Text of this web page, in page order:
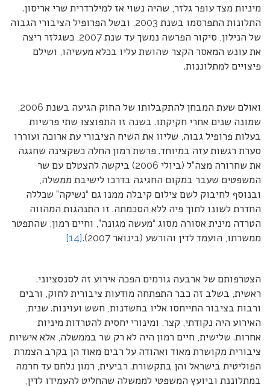
מיניות מצד עופר גלזר, שהיה נשוי אז למילרדרית שרי אריסון.
התלונות התפרסמו בשנת 2003, ובשל הפרופיל הציבורי הגבוה
של הנילון, סיקור הפרשה נמשך עד שנת 2007, כשגלזר ריצה
את עונש המאסר הקצר שהושת עליו בכלא מעשיהו, ושילם
פיצויים למתלוננות.
ואולם שעת המבחן להתקבלותו של החוק הגיעה בשנת 2006,
שמונה שנים אחרי חקיקתו. בשנה זו התפוצצו שתי פרשיות
בעלות פרופיל גבוה, שליוו את השיח הציבורי עת ארוכה ועוררו
סערת רגשות עזה במיוחד. פרשת רמון החלה כשקצינה שחגגה
את שחרורה מצה”ל (ביולי 2006) ביקשה להצטלם עם שר
המשפטים שעבר במקום החגיגה בדרכו לישיבת ממשלה,
ובנוסף לחיבוק לשם צילום קיבלה ממנו גם “נשיקה” שכללה
החדרת לשונו לתוך פיה ללא הסכמתה. זו התנהגות המהווה
הטרדה מינית אסורה מסוג “מעשה מגונה”, וחיים רמון, שהתפטר
ממשרתו, הועמד לדין והורשע (בינואר 2007).
[14]
הצטרפותם של ארבעה גורמים הפכה אירוע זה לסנסציוני.
ראשית, בשלב זה כבר התפתחה מודעות ציבורית לחוק, ורבים
ורבות בציבור התייחסו אליו בחשדנות, חשש ועוינות. שנית,
האירוע היה נקודתי, קצר, ומינורי יחסית להטרדות מיניות
אחרות. שלישית, חיים רמון היה לא רק שר בממשלה, אלא אישיות
ציבורית מקושרת מאוד ואהודה על רבים מאוד הן בקרב הצמרת
הפוליטית בישראל והן בתקשורת. רביעית, רמון נלחם עד חרמה
במתלוננת וביועץ המשפטי לממשלה שהחליט להעמידו לדין,